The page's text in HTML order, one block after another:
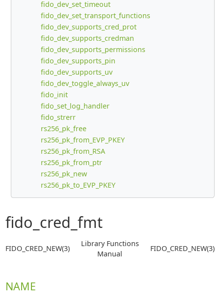
fido_dev_set_timeout
fido_dev_set_transport_functions
fido_dev_supports_cred_prot
fido_dev_supports_credman
fido_dev_supports_permissions
fido_dev_supports_pin
fido_dev_supports_uv
fido_dev_toggle_always_uv
fido_init
fido_set_log_handler
fido_strerr
rs256_pk_free
rs256_pk_from_EVP_PKEY
rs256_pk_from_RSA
rs256_pk_from_ptr
rs256_pk_new
rs256_pk_to_EVP_PKEY
fido_cred_fmt
FIDO_CRED_NEW(3)
Library Functions
Manual
FIDO_CRED_NEW(3)
NAME